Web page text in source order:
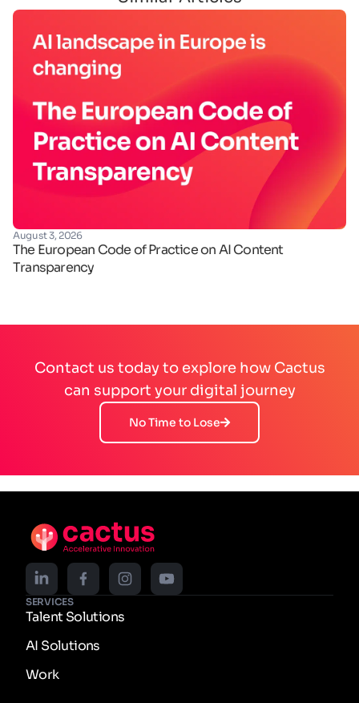
August 3, 2026
The European Code of Practice on AI Content
Transparency
Contact us today to explore how Cactus
can support your digital journey
No Time to Lose
SERVICES
Talent Solutions
AI Solutions
Work